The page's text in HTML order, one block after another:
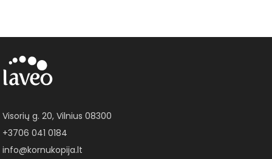
Visorių g. 20, Vilnius 08300
+3706 041 0184
info@kornukopija.lt